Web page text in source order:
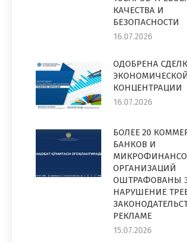
КАЧЕСТВА И
БЕЗОПАСНОСТИ
16.07.2026
ОДОБРЕНА
КОНЦЕНТРАЦИИ
16.07.2026
БОЛЕЕ 20
БАНКОВ И
ОРГАНИЗАЦИЙ
ОШТРАФОВАНЫ
НАРУШЕНИЕ
РЕКЛАМЕ
15.07.2026